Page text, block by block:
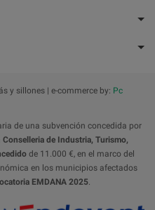
y sillones | e-commerce by: Pc
de una subvención concedida por
Conselleria de Industria, Turismo,
de 11.000 €, en el marco del
en los municipios afectados
EMDANA 2025